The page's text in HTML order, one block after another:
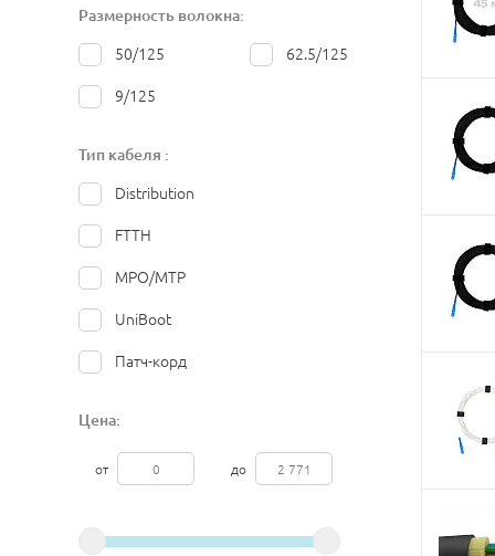
Размерность волокна:
50/125 62.5/125
9/125
Тип кабеля :
Distribution
FTTH
MPO/MTP
UniBoot
Патч-корд
Цена:
от до